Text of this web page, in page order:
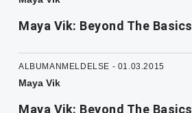
Maya Vik: Beyond The Basics
ALBUMANMELDELSE - 01.03.2015
Maya Vik
Maya Vik: Beyond The Basics